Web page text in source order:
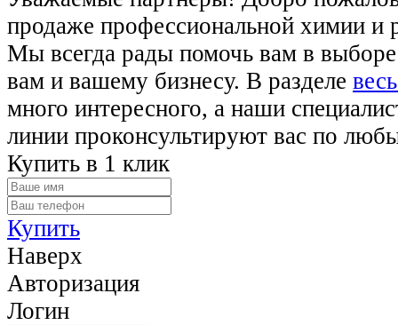
продаже профессиональной химии и
Мы всегда рады помочь вам в
вам и вашему бизнесу. В разделе
много интересного, а наши
линии проконсультируют вас по
Купить в 1 клик
Купить
Наверх
Авторизация
Логин